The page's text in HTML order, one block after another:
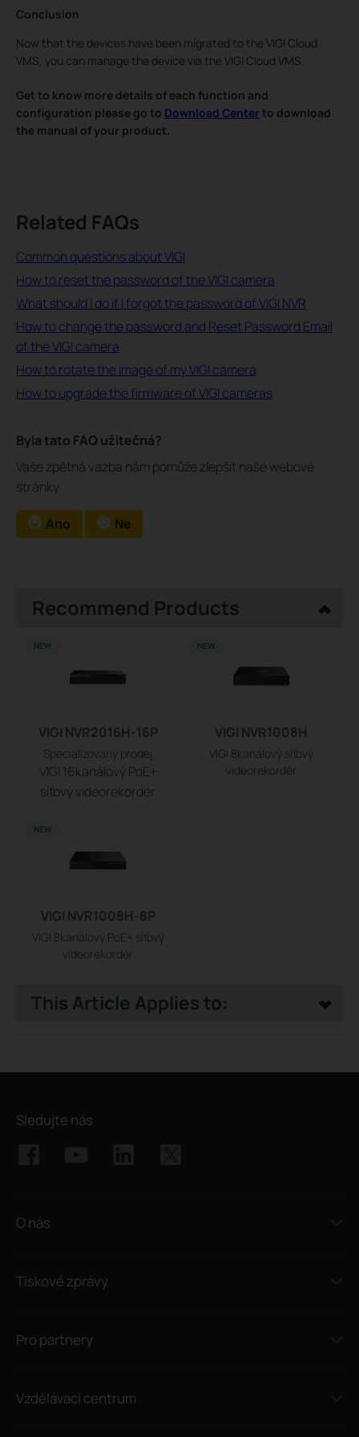
Conclusion
Now that the devices have been migrated to the VIGI Cloud
VMS, you can manage the device via the VIGI Cloud VMS.
Get to know more details of each function and
configuration please go to Download Center to download
the manual of your product.
Related FAQs
Common questions about VIGI
How to reset the password of the VIGI camera
What should I do if I forgot the password of VIGI NVR
How to change the password and Reset Password Email
of the VIGI camera
How to rotate the image of my VIGI camera
How to upgrade the firmware of VIGI cameras
Byla tato FAQ užitečná?
Vaše zpětná vazba nám pomůže zlepšit naše webové
stránky
Ano Ne
Recommend Products
VIGI NVR2016H-16P
Specializovaný prodej
VIGI 16kanálový PoE+
síťový videorekordér
NEW
VIGI NVR1008H
VIGI 8kanálový síťový
videorekordér
NEW
VIGI NVR1008H-8P
VIGI 8kanálový PoE+ síťový
videorekordér
NEW
This Article Applies to:
Sledujte nás
O nás
Tiskové zprávy
Pro partnery
Vzdělávací centrum